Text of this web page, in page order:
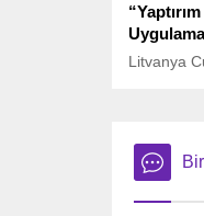
Litvanya